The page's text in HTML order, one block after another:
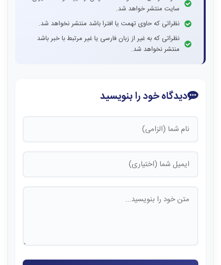
سایت منتشر خواهد شد.
نظراتی که حاوی تهمت یا افترا باشد منتشر نخواهد شد.
نظراتی که به غیر از زبان فارسی یا غیر مرتبط با خبر باشد
منتشر نخواهد شد.
دیدگاه خود را بنویسید